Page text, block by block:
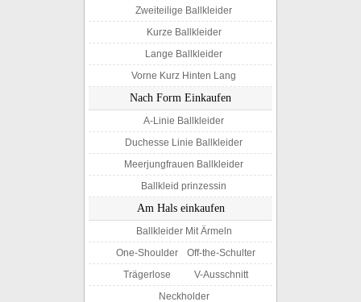
Zweiteilige Ballkleider
Kurze Ballkleider
Lange Ballkleider
Vorne Kurz Hinten Lang
Nach Form Einkaufen
A-Linie Ballkleider
Duchesse Linie Ballkleider
Meerjungfrauen Ballkleider
Ballkleid prinzessin
Am Hals einkaufen
Ballkleider Mit Ärmeln
One-Shoulder
Off-the-Schulter
Trägerlose
V-Ausschnitt
Neckholder